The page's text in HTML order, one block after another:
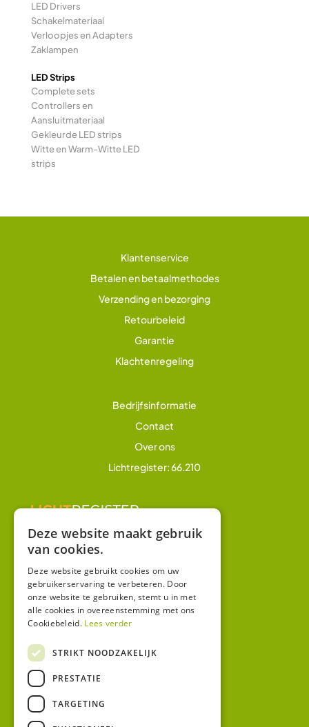
LED Drivers
Schakelmateriaal
Verloopjes en Adapters
Zaklampen
LED Strips
Complete sets
Controllers en
Aansluitmateriaal
Gekleurde LED strips
Witte en Warm-Witte LED
strips
Klantenservice
Betalen en betaalmethodes
Verzending en bezorging
Retourbeleid
Garantie
Klachtenregeling
Bedrijfsinformatie
Contact
Over ons
Lichtregister: 66.210
Winkel
Mijn account
Algemene voorwaarden
Deze website maakt gebruik
van cookies.
Deze website gebruikt cookies om uw
gebruikerservaring te verbeteren. Door
onze website te gebruiken, stemt u in met
alle cookies in overeenstemming met ons
Cookiebeleid. Lees verder
STRIKT NOODZAKELIJK
PRESTATIE
TARGETING